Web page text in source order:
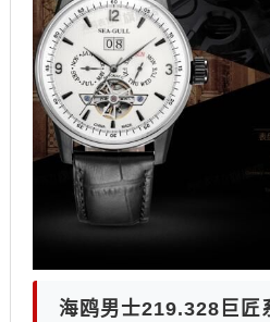
海鸥男士219.328巨匠